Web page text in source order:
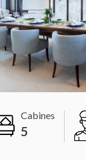
Cabines
5